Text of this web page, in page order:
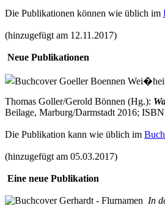
Die Publikationen können wie üblich im
(hinzugefügt am 12.11.2017)
Neue Publikationen
Thomas Goller/Gerold Bönnen (Hg.):
Beilage, Marburg/Darmstadt 2016;
Die Publikation kann wie üblich im
(hinzugefügt am 05.03.2017)
Eine neue Publikation
In